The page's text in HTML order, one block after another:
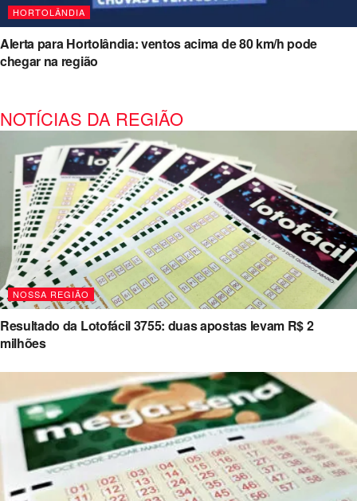
HORTOLÂNDIA
Alerta para Hortolândia: ventos acima de 80 km/h pode
chegar na região
NOTÍCIAS DA REGIÃO
NOSSA REGIÃO
Resultado da Lotofácil 3755: duas apostas levam R$ 2
milhões